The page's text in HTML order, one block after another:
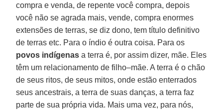
compra e venda, de repente você compra, depois
você não se agrada mais, vende, compra enormes
extensões de terras, se diz dono, tem título definitivo
de terras etc. Para o índio é outra coisa. Para os
povos indígenas a terra é, por assim dizer, mãe. Eles
têm um relacionamento de filho–mãe. A terra é o chão
de seus ritos, de seus mitos, onde estão enterrados
seus ancestrais, a terra de suas danças, a terra faz
parte de sua própria vida. Mais uma vez, para nós,